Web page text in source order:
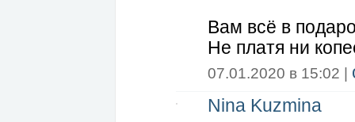
Вам всё в
Не платя ни
07.01.2020 в 15:02 |
Nina Kuzmina